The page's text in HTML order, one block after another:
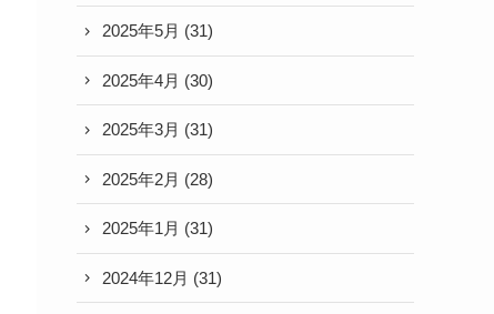
2025年5月 (31)
2025年4月 (30)
2025年3月 (31)
2025年2月 (28)
2025年1月 (31)
2024年12月 (31)